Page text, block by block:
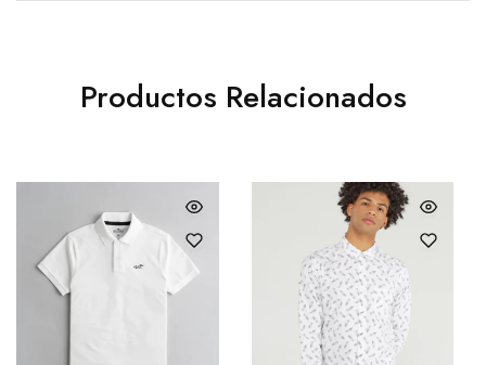
Productos Relacionados